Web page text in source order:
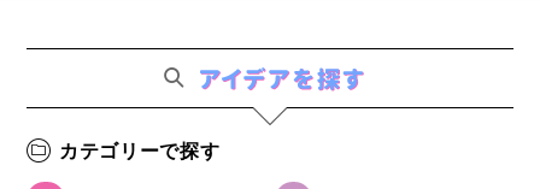
カテゴリーで探す